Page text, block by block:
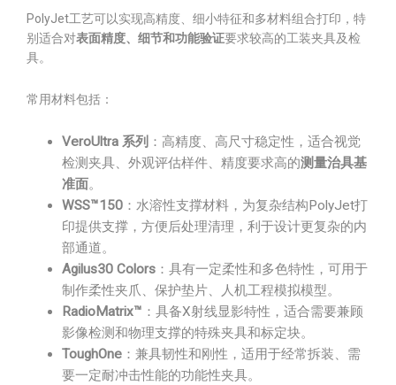
PolyJet工艺可以实现高精度、细小特征和多材料组合打印，特
别适合对表面精度、细节和功能验证要求较高的工装夹具及检
具。
常用材料包括：
VeroUltra 系列 ：高精度、高尺寸稳定性，适合视觉
检测夹具、外观评估样件、精度要求高的测量治具基
准面。
WSS™150 ：水溶性支撑材料，为复杂结构PolyJet打
印提供支撑，方便后处理清理，利于设计更复杂的内
部通道。
Agilus30 Colors ：具有一定柔性和多色特性，可用于
制作柔性夹爪、保护垫片、人机工程模拟模型。
RadioMatrix™ ：具备X射线显影特性，适合需要兼顾
影像检测和物理支撑的特殊夹具和标定块。
ToughOne ：兼具韧性和刚性，适用于经常拆装、需
要一定耐冲击性能的功能性夹具。